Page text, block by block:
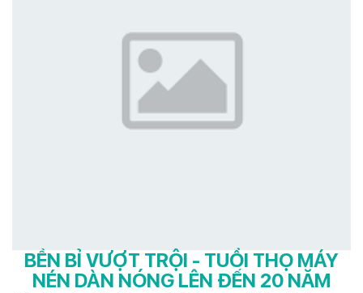
BỀN BỈ VƯỢT TRỘI - TUỔI THỌ MÁY
NÉN DÀN NÓNG LÊN ĐẾN 20 NĂM